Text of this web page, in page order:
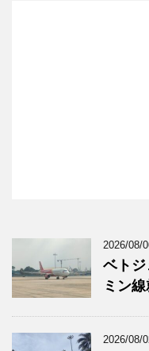
2026/08/
ベト
ミン
2026/08/